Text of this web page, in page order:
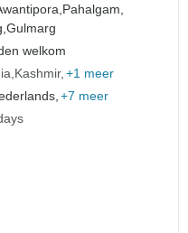
Pahalgam,
Gulmarg
welkom
Kashmir +1 meer
+7 meer